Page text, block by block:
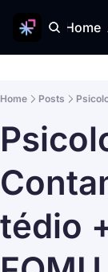
Home
Home Posts
tédio